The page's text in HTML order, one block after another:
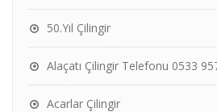
50.Yıl Çilingir
Alaçatı Çilingir Telefonu 0533
Acarlar Çilingir